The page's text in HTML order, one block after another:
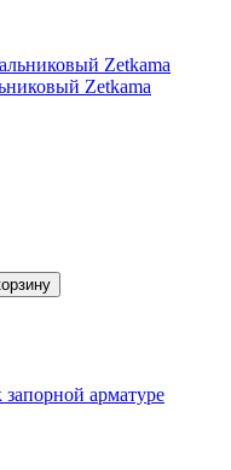
18 месяцев
незначительная
ржавчина
Zetkama
арматуре